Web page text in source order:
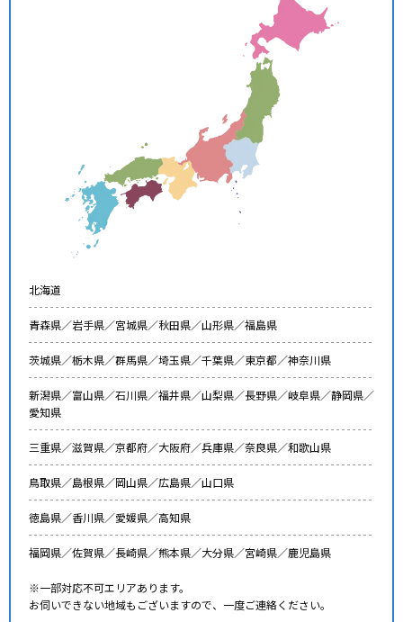
※一部対応不可エリアあります。
お伺いできない地域もございますので、一度ご連絡ください。
北海道
青森県／岩手県／宮城県／秋田県／山形県／福島県
茨城県／栃木県／群馬県／埼玉県／千葉県／東京都／神奈川県
新潟県／富山県／石川県／福井県／山梨県／長野県／岐阜県／静岡県／
愛知県
三重県／滋賀県／京都府／大阪府／兵庫県／奈良県／和歌山県
鳥取県／島根県／岡山県／広島県／山口県
徳島県／香川県／愛媛県／高知県
福岡県／佐賀県／長崎県／熊本県／大分県／宮崎県／鹿児島県